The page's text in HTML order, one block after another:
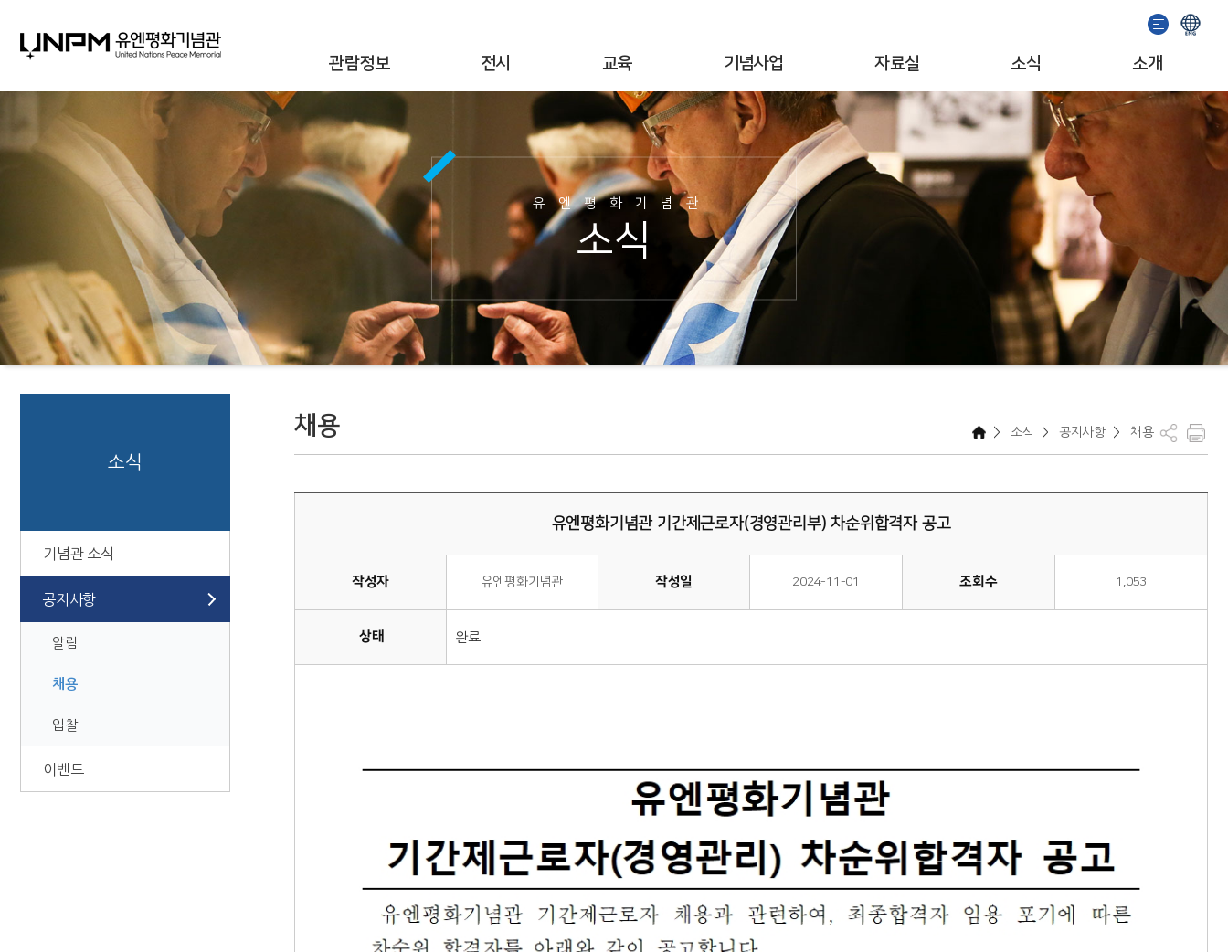
관람정보
관람안내
대관안내
시설안내
통합신청조회
전시
기획전시
야외전시
사이버전시
6·25전쟁 캠페인
명예의 전당
교육
연간교육
교육공지
현장교육
온라인 교육
교육사진
기념사업
기념행사
UN군 참전현황
기념시설정보
이달의 참전국
이달의 영웅
자료실
이용안내
소장자료검색
발간도서
소식
기념관 소식
공지사항
이벤트
소개
문화예술단체
소개영상
MI/캐릭터
유엔평화기념관
소식
소식
기념관 소식
공지사항
알림
채용
입찰
이벤트
채용 > 소식 > 공지사항> 채용
유엔평화기념관 기간제근로자(경영관리부) 차순위합격자 공고
작성자 유엔평화기념관 작성일 2024-11-01 조회수 1,053
상태 완료